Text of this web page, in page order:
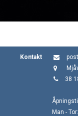
Kontakt
38
Man -